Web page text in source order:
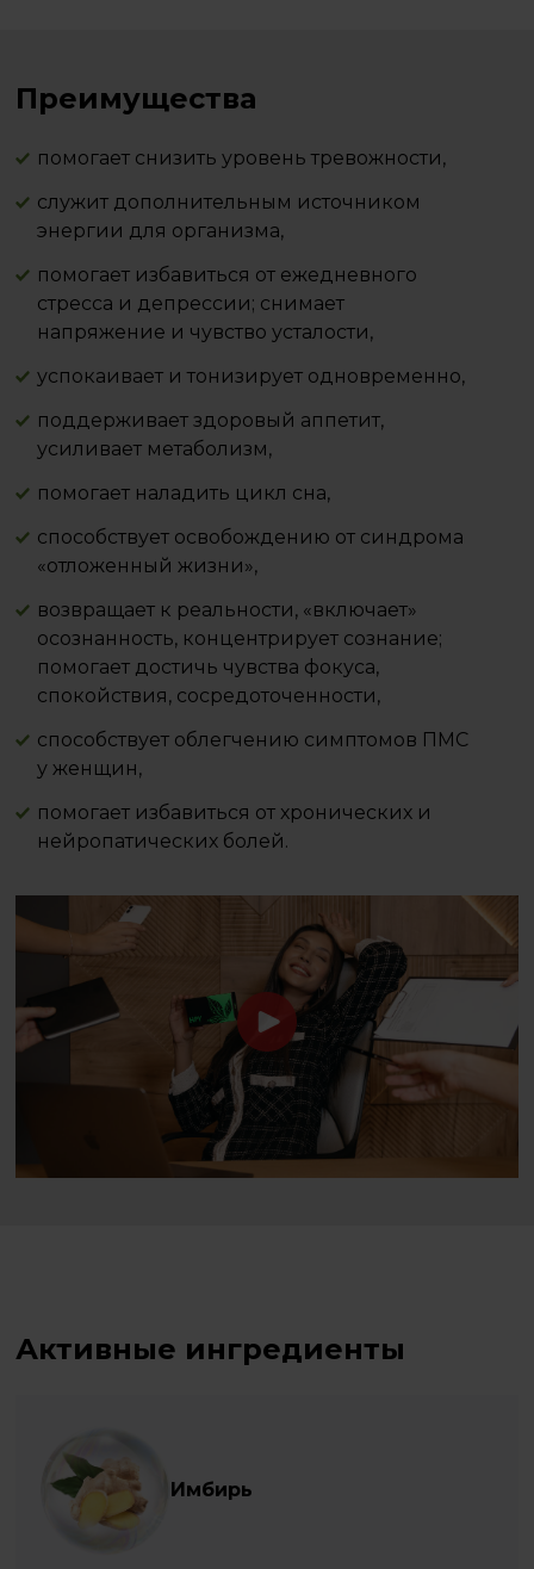
Преимущества
помогает снизить уровень тревожности,
служит дополнительным источником
энергии для организма,
помогает избавиться от ежедневного
стресса и депрессии; снимает
напряжение и чувство усталости,
успокаивает и тонизирует одновременно,
поддерживает здоровый аппетит,
усиливает метаболизм,
помогает наладить цикл сна,
способствует освобождению от синдрома
«отложенный жизни»,
возвращает к реальности, «включает»
осознанность, концентрирует сознание;
помогает достичь чувства фокуса,
спокойствия, сосредоточенности,
способствует облегчению симптомов ПМС
у женщин,
помогает избавиться от хронических и
нейропатических болей.
Активные ингредиенты
Имбирь